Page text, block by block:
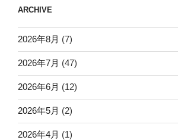
ARCHIVE
2026年8月 (7)
2026年7月 (47)
2026年6月 (12)
2026年5月 (2)
2026年4月 (1)